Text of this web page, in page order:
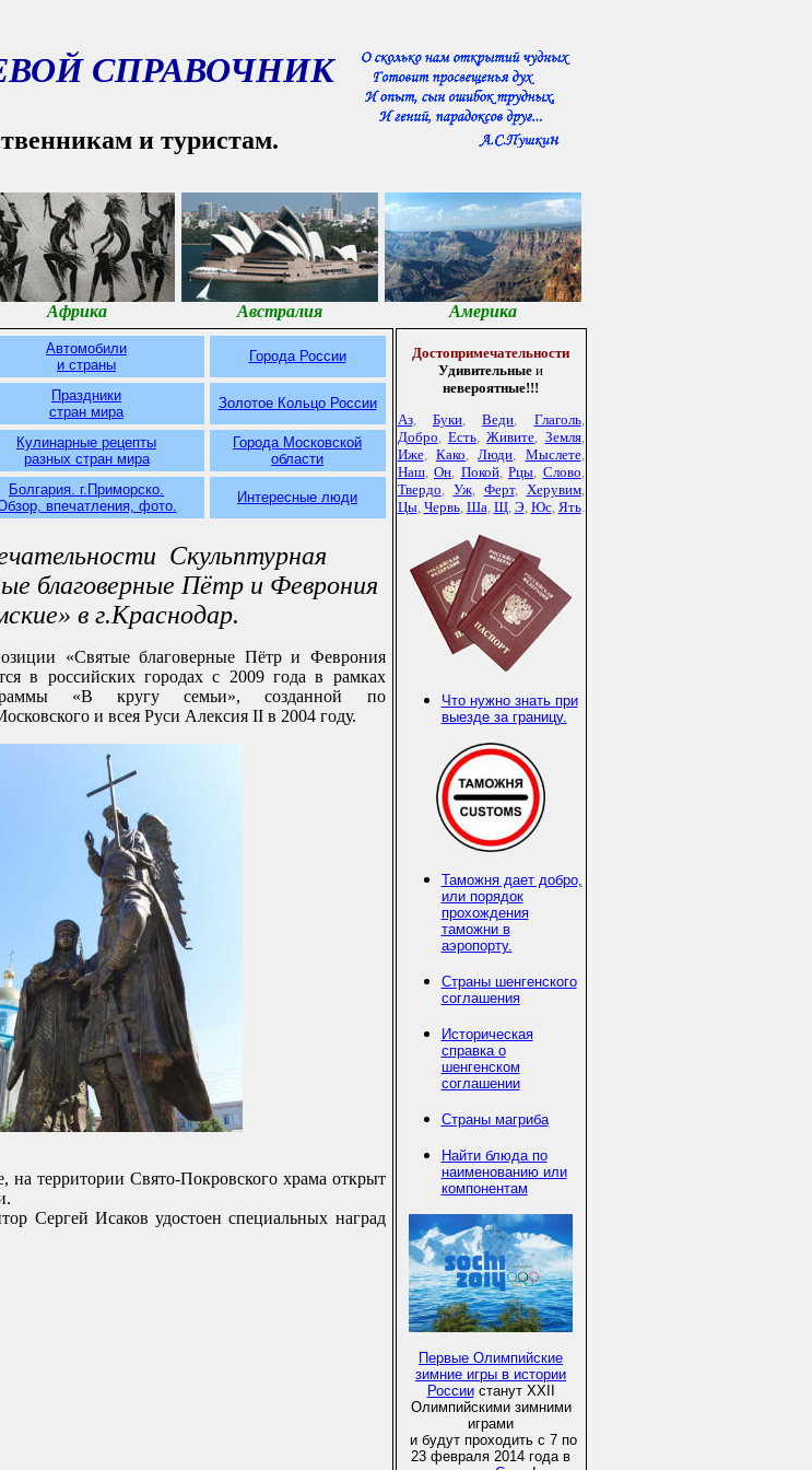
СПРАВОЧНИК
и туристам.
Африка Австралия Америка
Автомобили
и страны
Города России
Праздники
стран мира
Золотое Кольцо России
Кулинарные рецепты
разных стран мира
Города Московской
области
Болгария. г.Приморско.
впечатления, фото.
Интересные люди
Скульптурная
благоверные Пётр и Феврония
в г.Краснодар.
«Святые благоверные Пётр и Феврония
в российских городах с 2009 года в рамках
«В кругу семьи», созданной по
и всея Руси Алексия II в 2004 году.
на территории Свято-Покровского храма открыт
Сергей Исаков удостоен специальных наград
Достопримечательности
Удивительные и
невероятные!!!
Аз, Буки,Веди, Глаголь,
Добро, Есть,Живите, Земля,
Иже, Како,Люди, Мыслете,
Наш, Он, Покой, Рцы, Слово,
Твердо, Уж, Ферт, Херувим,
Цы, Червь, Ша, Щ, Э, Юс, Ять.
Что нужно знать при
выезде за границу.
Таможня дает добро,
или порядок
прохождения
таможни в
аэропорту.
Страны шенгенского
соглашения
Историческая
справка о
шенгенском
соглашении
Страны магриба
Найти блюда по
наименованию или
компонентам
Первые Олимпийские
зимние игры в истории
Россиистанут XXII
Олимпийскими зимними
играми
и будут проходить с 7 по
23 февраля 2014 года в